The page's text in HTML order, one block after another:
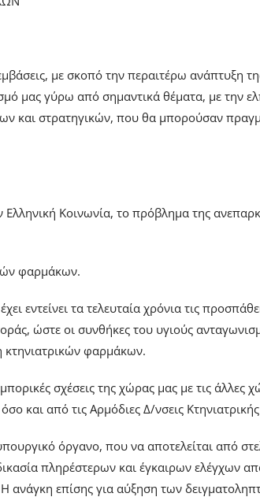
με σκοπό την περαιτέρω ανάπτυξη
μας γύρω από σημαντικά θέματα, με την
και στρατηγικών, που θα μπορούσαν
Κοινωνία, το πρόβλημα της
φαρμάκων.
τα τελευταία χρόνια τις
ώστε οι συνθήκες του υγιούς
κτηνιατρικών φαρμάκων.
σχέσεις της χώρας μας με τις άλλες
και από τις Αρμόδιες Δ/νσεις
όργανο, που να αποτελείται από
πληρέστερων και έγκαιρων ελέγχων
επίσης για αύξηση των